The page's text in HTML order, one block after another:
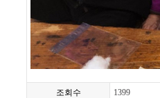
조회수 1399